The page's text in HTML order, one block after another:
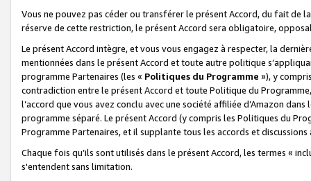
Vous ne pouvez pas céder ou transférer le présent Accord, du fait de
réserve de cette restriction, le présent Accord sera obligatoire,
Le présent Accord intègre, et vous vous engagez à respecter, la
mentionnées dans le présent Accord et toute autre politique
programme Partenaires (les « Politiques du Programme »), y
contradiction entre le présent Accord et toute Politique du
l’accord que vous avez conclu avec une société affiliée d’Amazon
programme séparé. Le présent Accord (y compris les Politiques du
Programme Partenaires, et il supplante tous les accords et discussions
Chaque fois qu’ils sont utilisés dans le présent Accord, les termes «
s'entendent sans limitation.